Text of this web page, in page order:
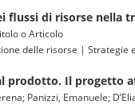
flussi di risorse nella
o Articolo
delle risorse |
prodotto. Il progetto
Panizzi, Emanuele;